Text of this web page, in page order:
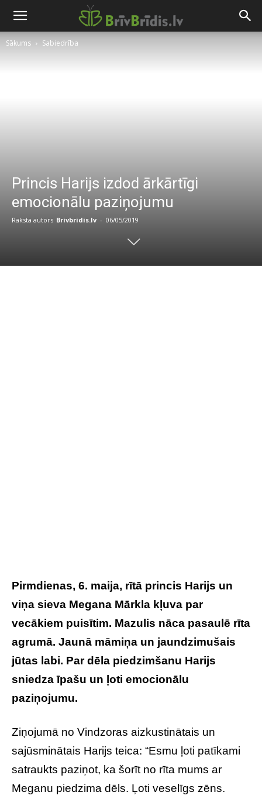
Sākums Sabiedrība
Princis Harijs izdod ārkārtīgi
emocionālu paziņojumu
Raksta autors Brivbridis.lv - 06/05/2019
Pirmdienas, 6. maija, rītā princis Harijs un
viņa sieva Megana Mārkla kļuva par
vecākiem puisītim. Mazulis nāca pasaulē rīta
agrumā. Jaunā māmiņa un jaundzimušais
jūtas labi. Par dēla piedzimšanu Harijs
sniedza īpašu un ļoti emocionālu
paziņojumu.
Ziņojumā no Vindzoras aizkustinātais un
sajūsminātais Harijs teica: “Esmu ļoti patīkami
satraukts paziņot, ka šorīt no rīta mums ar
Meganu piedzima dēls. Ļoti veselīgs zēns.